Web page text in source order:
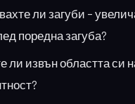
ли загуби –
поредна загуба?
ли извън областта си